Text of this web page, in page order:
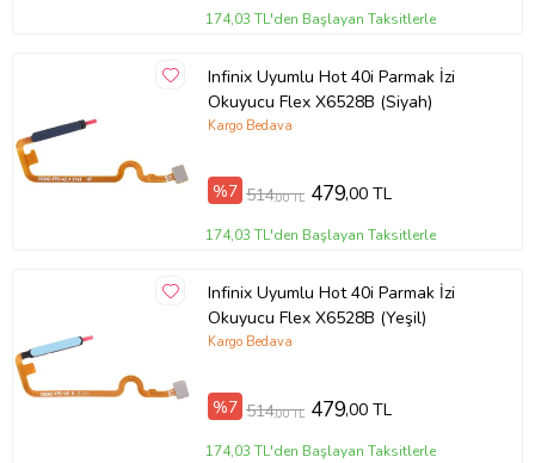
174,03 TL'den Başlayan Taksitlerle
Infinix Uyumlu Hot 40i Parmak İzi
Okuyucu Flex X6528B (Siyah)
Kargo Bedava
%7 514,00 TL 479,00 TL
174,03 TL'den Başlayan Taksitlerle
Infinix Uyumlu Hot 40i Parmak İzi
Okuyucu Flex X6528B (Yeşil)
Kargo Bedava
%7 514,00 TL 479,00 TL
174,03 TL'den Başlayan Taksitlerle